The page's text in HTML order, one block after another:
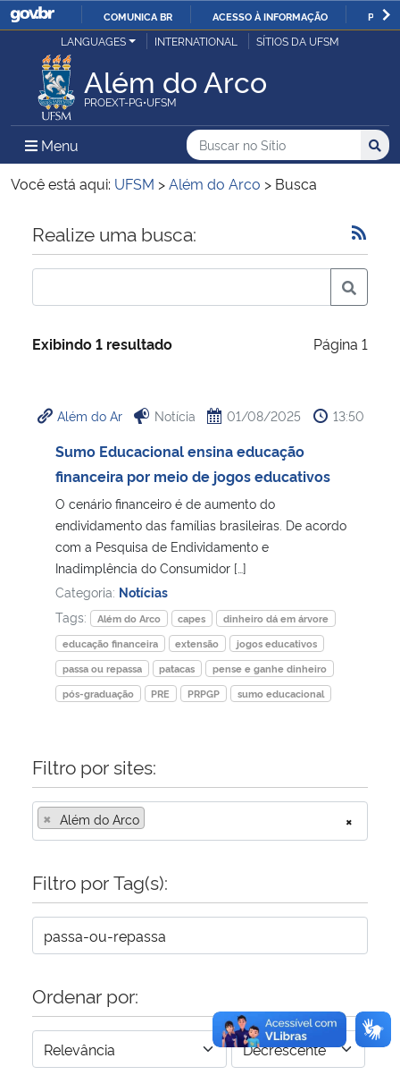
IR
O
COMUNICA BR ACESSO À INFORMAÇÃO
Ministério da Justiça e Segurança Pública
Ministério da Defesa
Ministério das Relações Exteriores
Ministério da Economia
Ministério da Infraestrutura
Ministério da Cidadania
Ministério de Minas e Energia
Ministério da Ciência, Tecnologia, Inovações e Comunicações
Ministério do Meio Ambiente
Ministério do Turismo
Ministério do Desenvolvimento Regional
Secretaria-Geral
Secretaria de Governo
Gabinete de Segurança Institucional
Banco Central do Brasil
LANGUAGES INTERNATIONAL SÍTIOS DA UFSM
Além do Arco
PROEXT-PG•UFSM
Menu Menu Principal do Sítio
Busca
Buscar no no Sítio
Busca:
Você está aqui: UFSM >Além do Arco > Busca
Início do conteúdo
Realize uma busca:
Exibindo 1 resultado Página 1
Além do Ar Notícia 01/08/2025 13:50
Sumo Educacional ensina educação
financeira por meio de jogos educativos
O cenário financeiro é de aumento do
endividamento das famílias brasileiras. De acordo
com a Pesquisa de Endividamento e
Inadimplência do Consumidor […]
Categoria: Notícias
Tags:
Além do Arco capes
dinheiro dá em árvore
educação financeira
extensão
jogos educativos
passa ou repassa
patacas
pense e ganhe dinheiro
pós-graduação
PRE PRPGP sumo educacional
Filtro por sites:
×
× Além do Arco
Filtro por Tag(s):
Ordenar por: